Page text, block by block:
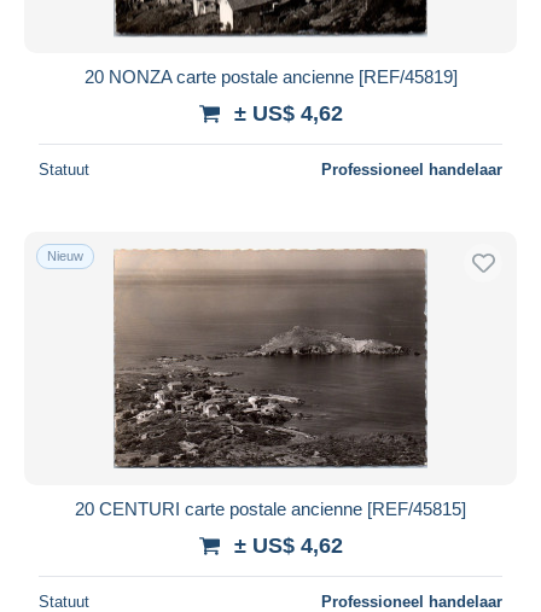
20 NONZA carte postale ancienne [REF/45819]
± US$ 4,62
Statuut Professioneel handelaar
Nieuw
20 CENTURI carte postale ancienne [REF/45815]
± US$ 4,62
Statuut Professioneel handelaar